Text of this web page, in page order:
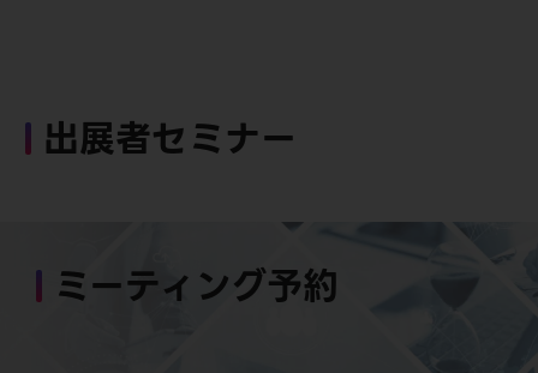
出展者セミナー
ミーティング予約